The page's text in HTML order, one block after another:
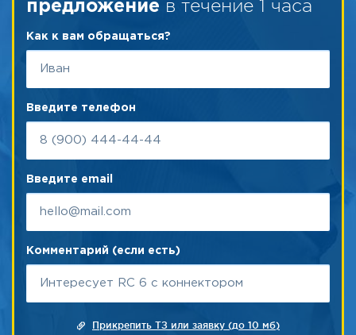
предложение в течение 1 часа
Как к вам обращаться?
Введите телефон
Введите email
Комментарий (если есть)
Прикрепить ТЗ или заявку (до 10 мб)